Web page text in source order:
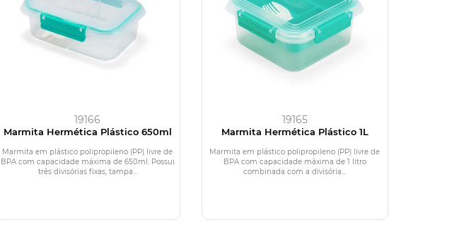
19166
Marmita Hermética Plástico 650ml
Marmita em plástico polipropileno (PP) livre de
BPA com capacidade máxima de 650ml. Possui
três divisórias fixas, tampa...
19165
Marmita Hermética Plástico 1L
Marmita em plástico polipropileno (PP) livre de
BPA com capacidade máxima de 1 litro
combinada com a divisória...